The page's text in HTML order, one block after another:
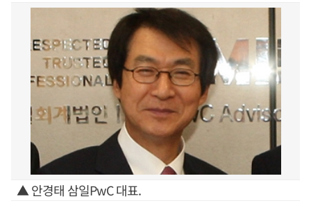
▲ 안경태 삼일PwC 대표.